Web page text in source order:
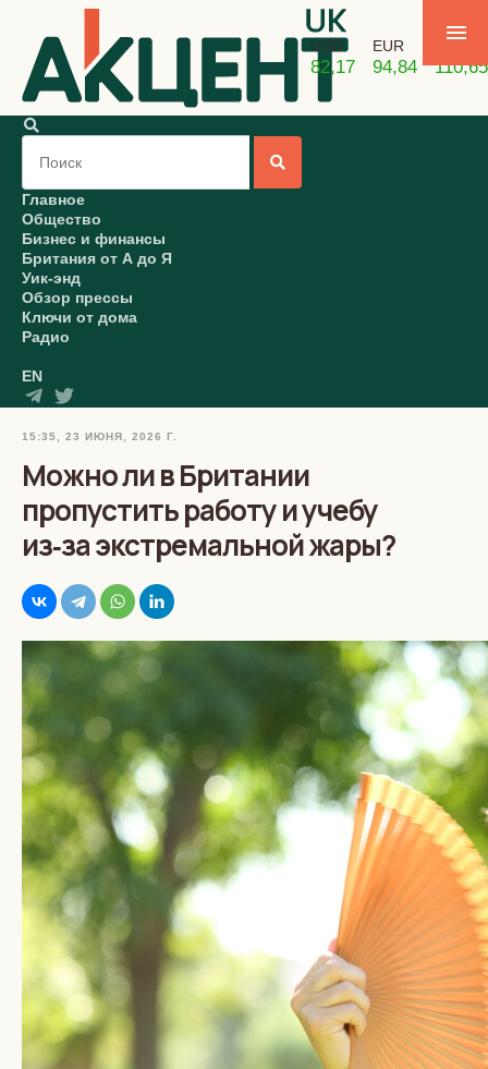
USD
82,17
EUR
94,84 110,65
Главное
Общество
Бизнес и финансы
Британия от А до Я
Уик-энд
Обзор прессы
Ключи от дома
Радио
EN
15:35, 23 ИЮНЯ, 2026 Г.
Можно ли в Британии
пропустить работу и учебу
из‑за экстремальной жары?